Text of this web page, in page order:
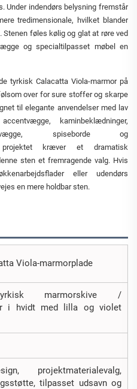
Under indendørs belysning fremstår
tredimensionale, hvilket blander
føles kølig og glat at røre ved
og specialtilpasset møbel en
tyrkisk Calacatta Viola-marmor på
over for sure stoffer og skarpe
til elegante anvendelser med lav
kaminbeklædninger,
spiseborde og
projektet kræver et dramatisk
sten et fremragende valg. Hvis
eller udendørs
en mere holdbar sten.
Viola-marmorplade
marmorskive /
i hvidt med lilla og violet
projektmaterialevalg,
tilpasset udsavn og